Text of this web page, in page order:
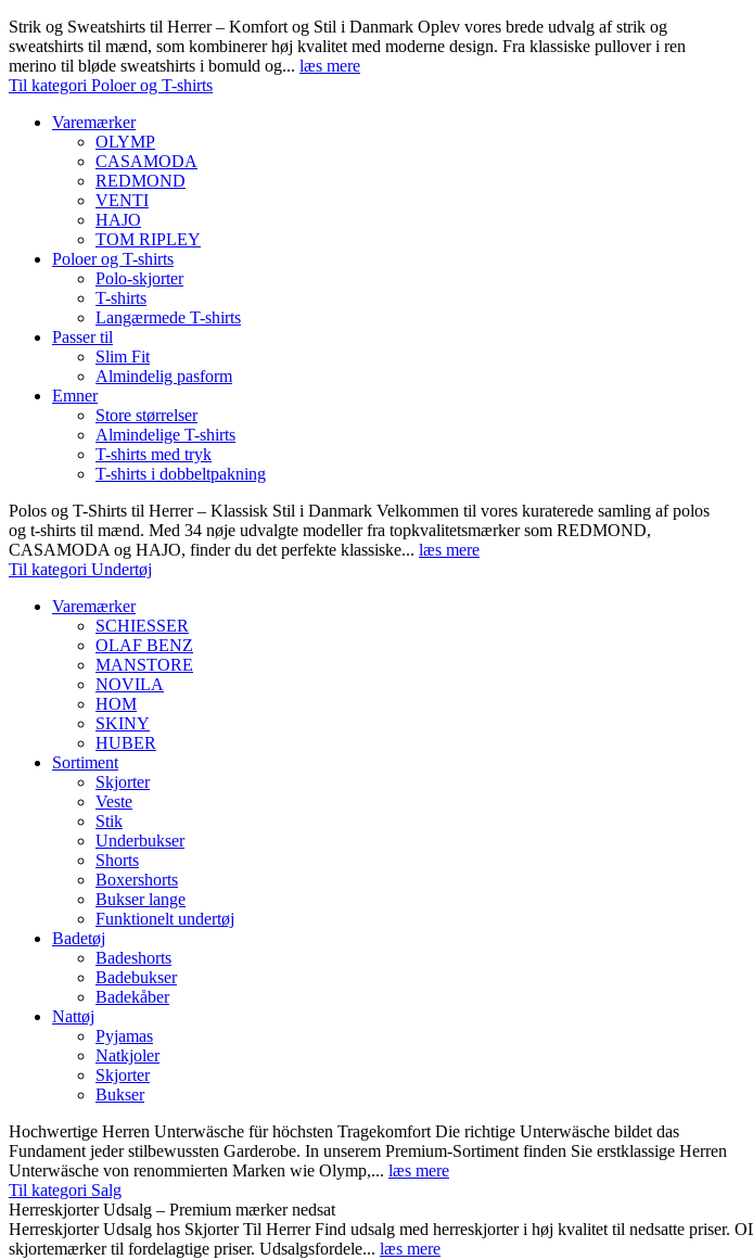
Strik og Sweatshirts til Herrer – Komfort og Stil i Danmark Oplev vores brede udvalg af strik og
sweatshirts til mænd, som kombinerer høj kvalitet med moderne design. Fra klassiske pullover i ren
merino til bløde sweatshirts i bomuld og... læs mere
Til kategori Poloer og T-shirts
Varemærker
OLYMP
CASAMODA
REDMOND
VENTI
HAJO
TOM RIPLEY
Poloer og T-shirts
Polo-skjorter
T-shirts
Langærmede T-shirts
Passer til
Slim Fit
Almindelig pasform
Emner
Store størrelser
Almindelige T-shirts
T-shirts med tryk
T-shirts i dobbeltpakning
Polos og T-Shirts til Herrer – Klassisk Stil i Danmark Velkommen til vores kuraterede samling af polos
og t-shirts til mænd. Med 34 nøje udvalgte modeller fra topkvalitetsmærker som REDMOND,
CASAMODA og HAJO, finder du det perfekte klassiske... læs mere
Til kategori Undertøj
Varemærker
SCHIESSER
OLAF BENZ
MANSTORE
NOVILA
HOM
SKINY
HUBER
Sortiment
Skjorter
Veste
Stik
Underbukser
Shorts
Boxershorts
Bukser lange
Funktionelt undertøj
Badetøj
Badeshorts
Badebukser
Badekåber
Nattøj
Pyjamas
Natkjoler
Skjorter
Bukser
Hochwertige Herren Unterwäsche für höchsten Tragekomfort Die richtige Unterwäsche bildet das
Fundament jeder stilbewussten Garderobe. In unserem Premium-Sortiment finden Sie erstklassige Herren
Unterwäsche von renommierten Marken wie Olymp,... læs mere
Til kategori Salg
Herreskjorter Udsalg – Premium mærker nedsat
Herreskjorter Udsalg hos Skjorter Til Herrer Find udsalg med herreskjorter i høj kvalitet til nedsatte
skjortemærker til fordelagtige priser. Udsalgsfordele... læs mere